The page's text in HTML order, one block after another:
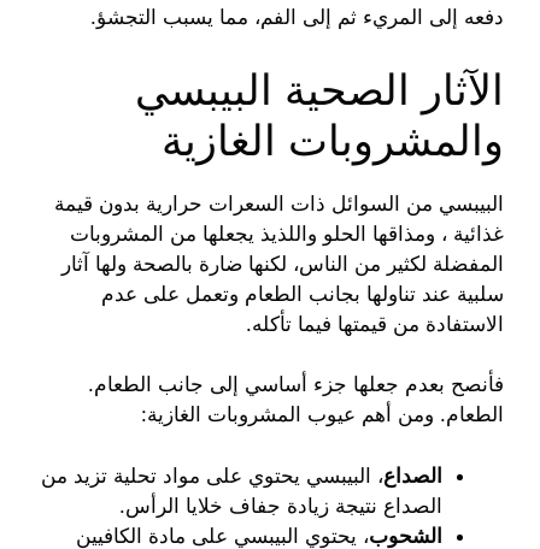
دفعه إلى المريء ثم إلى الفم، مما يسبب التجشؤ.
الآثار الصحية البيبسي
والمشروبات الغازية
البيبسي من السوائل ذات السعرات حرارية بدون قيمة
غذائية ، ومذاقها الحلو واللذيذ يجعلها من المشروبات
المفضلة لكثير من الناس، لكنها ضارة بالصحة ولها آثار
سلبية عند تناولها بجانب الطعام وتعمل على عدم
الاستفادة من قيمتها فيما تأكله.
فأنصح بعدم جعلها جزء أساسي إلى جانب الطعام.
الطعام. ومن أهم عيوب المشروبات الغازية:
الصداع، البيبسي يحتوي على مواد تحلية تزيد من
الصداع نتيجة زيادة جفاف خلايا الرأس.
الشحوب، يحتوي البيبسي على مادة الكافيين